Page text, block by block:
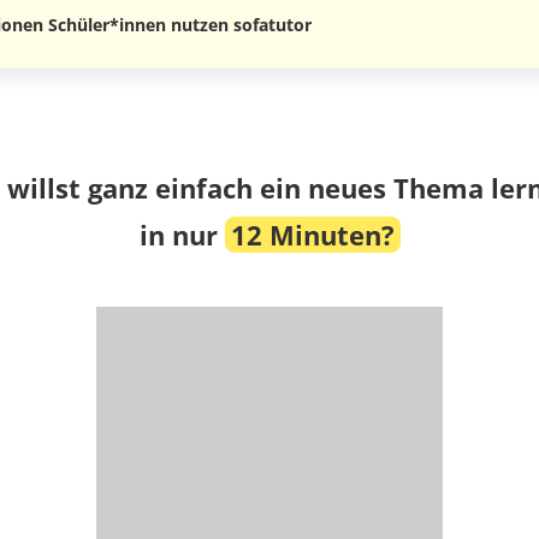
Schüler*innen nutzen sofatutor
willst ganz einfach ein neues Thema
in nur 12 Minuten?